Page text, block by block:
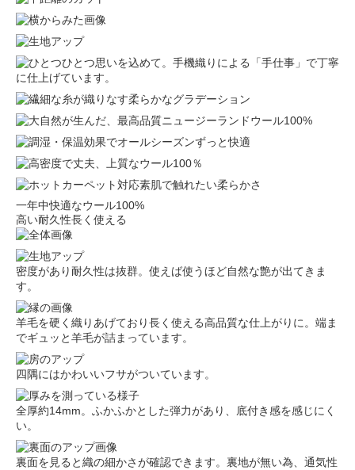
一年中快適なウール100%
高い耐久性長く使える
密度があり耐久性は抜群。使えば使うほど自然な艶が出てきま
す。
羊毛を硬く織りあげており長く使える高品質な仕上がりに。端ま
でギュッと羊毛が詰まっています。
四隅にはかわいいフサがついています。
全厚約14mm。ふかふかとした弾力があり、底付き感を感じにく
い。
裏面を見ると織の細かさが確認できます。裏地が無い為、通気性